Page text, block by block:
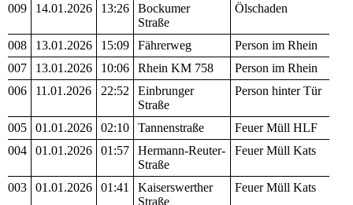
009
14.01.2026 13:26
Bockumer
Straße
Ölschaden
008 13.01.2026 15:09 Fährerweg
Person im Rhein
007
13.01.2026 10:06 Rhein KM 758
Person im Rhein
006
11.01.2026 22:52
Einbrunger
Straße
Person hinter Tür
005 01.01.2026 02:10 Tannenstraße
Feuer Müll HLF
004
01.01.2026 01:57
Hermann-Reuter-
Straße
Feuer Müll Kats
003 01.01.2026 01:41
Kaiserswerther
Straße
Feuer Müll Kats